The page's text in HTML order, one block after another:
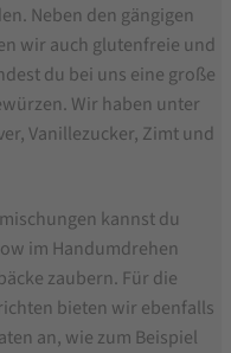
Neben den gängigen
wir auch glutenfreie und
du bei uns eine große
Wir haben unter
Vanillezucker, Zimt und
kannst du
im Handumdrehen
zaubern. Für die
bieten wir ebenfalls
an, wie zum Beispiel